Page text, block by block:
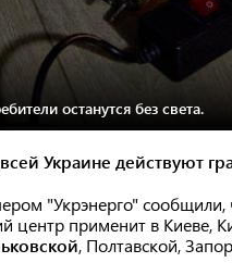
останутся без света.
Украине действуют
"Укрэнерго"
центр применит в Киеве,
, Полтавской,